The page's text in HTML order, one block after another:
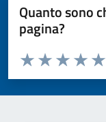
Quanto sono
pagina?
Valuta da 1 a 5 stelle
Valuta
Valuta 3
Valuta 2 stelle
Valuta 1 stelle su 5